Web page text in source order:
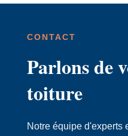
CONTACT
Parlons de
toiture
Notre équipe d'experts